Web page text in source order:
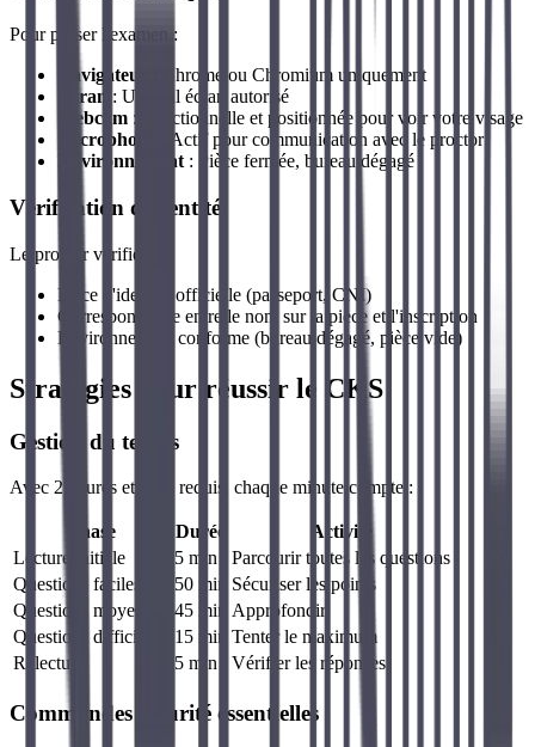
Pour passer l'examen :
Navigateur
: Chrome ou Chromium uniquement
Écran : Un seul écran autorisé
Webcam : Fonctionnelle et positionnée pour voir votre visage
Microphone
: Actif pour communication avec le proctor
Environnement: Pièce fermée, bureau dégagé
Vérification d'identité
Le proctor vérifie :
Pièce d'identité officielle (passeport, CNI)
Correspondance entre le nom sur la pièce et l'inscription
Environnement conforme (bureau dégagé, pièce vide)
Stratégies pour réussir le CKS
Gestion du temps
Avec 2 heures et 67% requis, chaque minute compte :
Phase Durée
Activité
Lecture initiale
5 min
Parcourir toutes les questions
Questions faciles
50 min
Sécuriser les points
Questions moyennes
45 min Approfondir
Questions difficiles
15 min Tenter le maximum
Relecture
5 min Vérifier les réponses
Commandes sécurité essentielles